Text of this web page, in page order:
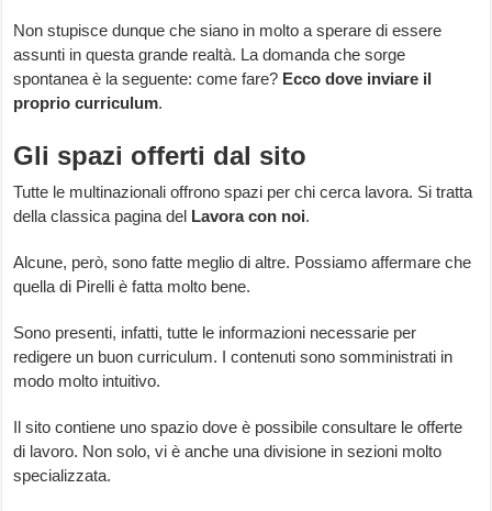
Non stupisce dunque che siano in molto a sperare di essere
assunti in questa grande realtà. La domanda che sorge
spontanea è la seguente: come fare? Ecco dove inviare il
proprio curriculum.
Gli spazi offerti dal sito
Tutte le multinazionali offrono spazi per chi cerca lavora. Si tratta
della classica pagina del Lavora con noi.
Alcune, però, sono fatte meglio di altre. Possiamo affermare che
quella di Pirelli è fatta molto bene.
Sono presenti, infatti, tutte le informazioni necessarie per
redigere un buon curriculum. I contenuti sono somministrati in
modo molto intuitivo.
Il sito contiene uno spazio dove è possibile consultare le offerte
di lavoro. Non solo, vi è anche una divisione in sezioni molto
specializzata.